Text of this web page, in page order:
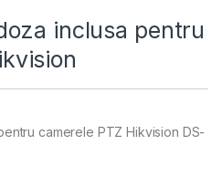
inclusa pentru
camerele PTZ Hikvision DS-